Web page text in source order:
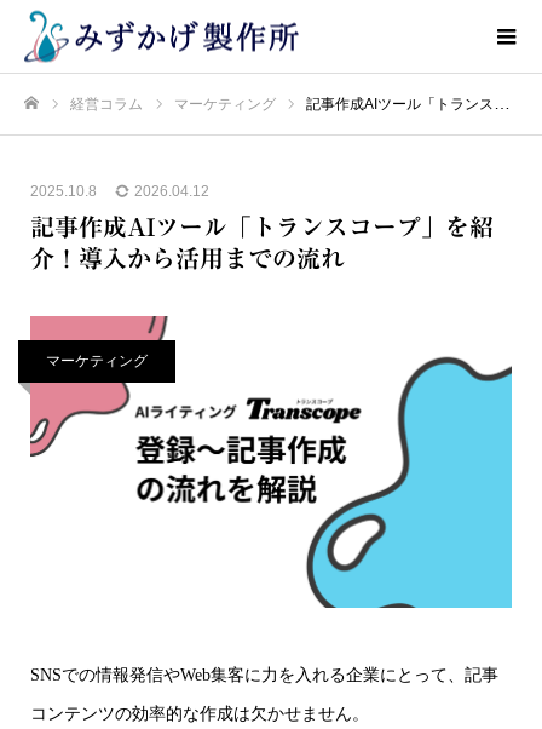
経営コラム マーケティング 記事作成AIツール「トランスコープ」を紹介！導入から活用までの流れ
2025.10.8 2026.04.12
記事作成AIツール「トランスコープ」を紹
介！導入から活用までの流れ
マーケティング
SNSでの情報発信やWeb集客に力を入れる企業にとって、記事
コンテンツの効率的な作成は欠かせません。